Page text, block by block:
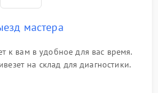
мастера
к вам в удобное для вас время.
на склад для диагностики.